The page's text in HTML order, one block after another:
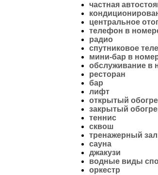
частная
центральное
телефон в
радио
спутниковое
мини-бар в
обслуживание в
ресторан
бар
лифт
открытый
закрытый
теннис
сквош
тренажерный зал
сауна
джакузи
водные виды
оркестр